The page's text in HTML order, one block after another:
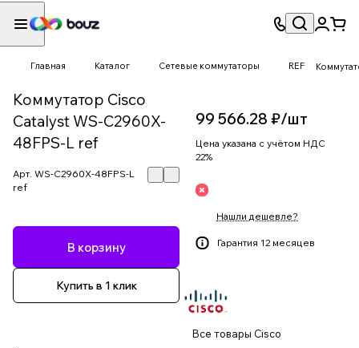
Главная Каталог Сетевые коммутаторы REF
Коммутатор Cisco
Catalyst WS-C2960X-
48FPS-L ref
Арт. WS-C2960X-48FPS-L
ref
В корзину
Купить в 1 клик
99 566.28 ₽/шт
Цена указана с учётом НДС
22%
Нашли дешевле?
Гарантия 12 месяцев
Все товары Cisco